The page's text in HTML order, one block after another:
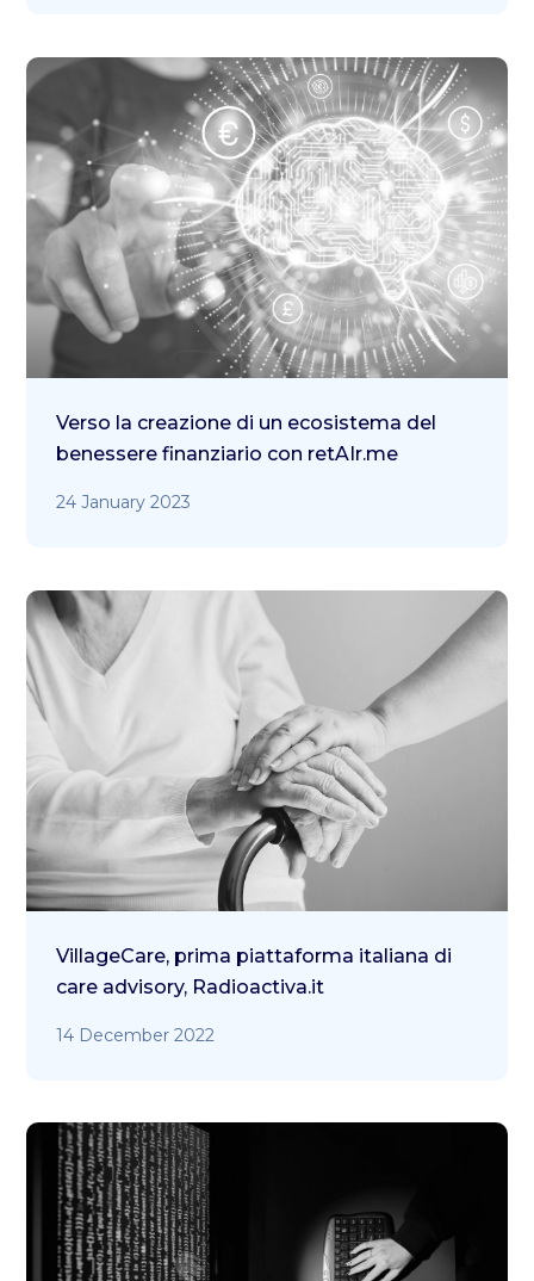
Verso la creazione di un ecosistema del
benessere finanziario con retAIr.me
24 January 2023
VillageCare, prima piattaforma italiana di
care advisory, Radioactiva.it
14 December 2022